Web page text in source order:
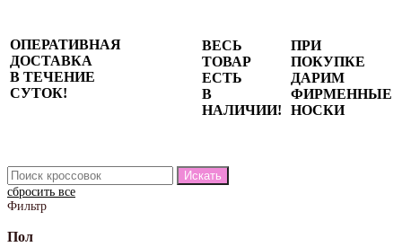
ОПЕРАТИВНАЯ
ДОСТАВКА
В ТЕЧЕНИЕ
СУТОК!
ВЕСЬ
ТОВАР
ЕСТЬ
В
НАЛИЧИИ!
ПРИ
ПОКУПКЕ
ДАРИМ
ФИРМЕННЫЕ
НОСКИ
сбросить все
Фильтр
Пол